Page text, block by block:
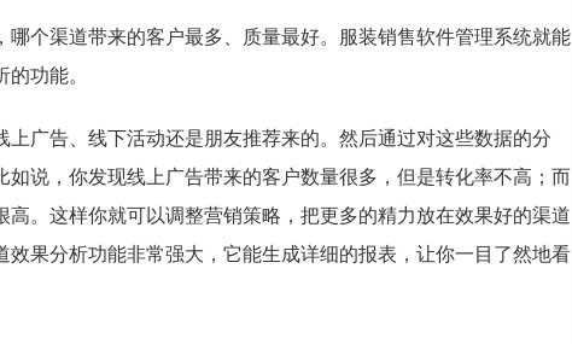
个渠道带来的客户最多、质量最好。服装销售软件管理系统就能
功能。
广告、线下活动还是朋友推荐来的。然后通过对这些数据的分
说，你发现线上广告带来的客户数量很多，但是转化率不高；而
。这样你就可以调整营销策略，把更多的精力放在效果好的渠道
效果分析功能非常强大，它能生成详细的报表，让你一目了然地看